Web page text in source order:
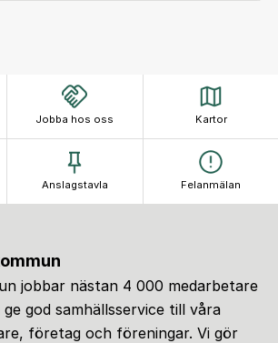
Jobba hos oss Kartor
Anslagstavla Felanmälan
jobbar nästan 4 000 medarbetare
god samhällsservice till våra
företag och föreningar. Vi gör